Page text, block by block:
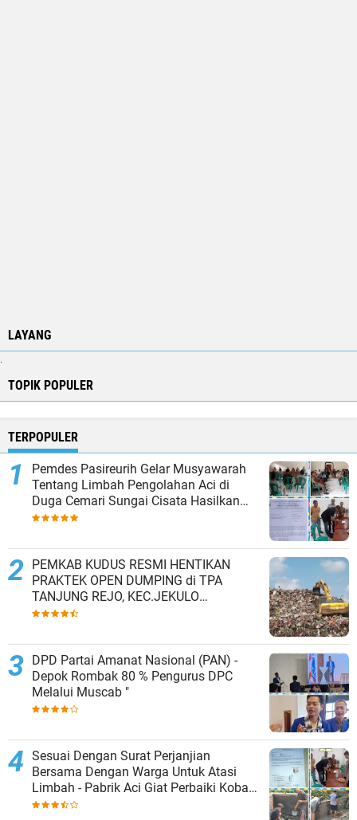
LAYANG
.
TOPIK POPULER
TERPOPULER
Pemdes Pasireurih Gelar Musyawarah
Tentang Limbah Pengolahan Aci di
Duga Cemari Sungai Cisata Hasilkan
Kesepakatan Tutup Sementara
PEMKAB KUDUS RESMI HENTIKAN
PRAKTEK OPEN DUMPING di TPA
TANJUNG REJO, KEC.JEKULO
KAB.KUDUS,BERLAKUKAN SISTEM
DPD Partai Amanat Nasional (PAN) -
Depok Rombak 80 % Pengurus DPC
Melalui Muscab "
Sesuai Dengan Surat Perjanjian
Bersama Dengan Warga Untuk Atasi
Limbah - Pabrik Aci Giat Perbaiki Kobak
Penampungan Air